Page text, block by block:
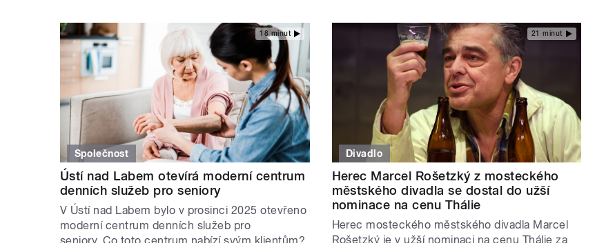
18 minut
Společnost
Ústí nad Labem otevírá moderní centrum
denních služeb pro seniory
V Ústí nad Labem bylo v prosinci 2025 otevřeno
moderní centrum denních služeb pro
21 minut
Divadlo
Herec Marcel Rošetzký z mosteckého
městského divadla se dostal do užší
nominace na cenu Thálie
Herec mosteckého městského divadla Marcel
Rošetzký je v užší nominaci na cenu Thálie za